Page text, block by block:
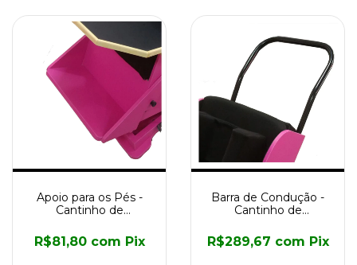
Apoio para os Pés -
Cantinho de
R$81,80 com Pix
Barra de Condução -
Cantinho de
R$289,67 com Pix